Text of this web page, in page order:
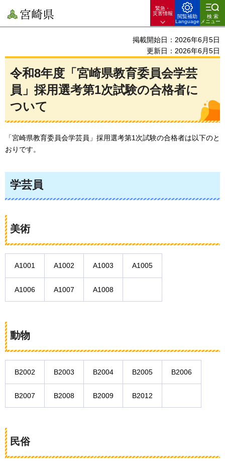
宮崎県
緊急・
災害情報
閲覧補助
Language
検索
メニュー
掲載開始日：2026年6月5日
更新日：2026年6月5日
令和8年度「宮崎県教育委員会学芸
員」採用選考第1次試験の合格者に
ついて
「宮崎県教育委員会学芸員」採用選考第1次試験の合格者は以下のと
おりです。
学芸員
美術
A1001 A1002 A1003 A1005
A1006 A1007 A1008
動物
B2002 B2003 B2004 B2005 B2006
B2007 B2008 B2009 B2012
民俗